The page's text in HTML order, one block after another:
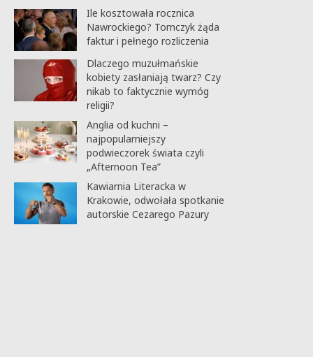
Ile kosztowała rocznica
Nawrockiego? Tomczyk żąda
faktur i pełnego rozliczenia
Dlaczego muzułmańskie
kobiety zasłaniają twarz? Czy
nikab to faktycznie wymóg
religii?
Anglia od kuchni –
najpopularniejszy
podwieczorek świata czyli
„Afternoon Tea”
Kawiarnia Literacka w
Krakowie, odwołała spotkanie
autorskie Cezarego Pazury